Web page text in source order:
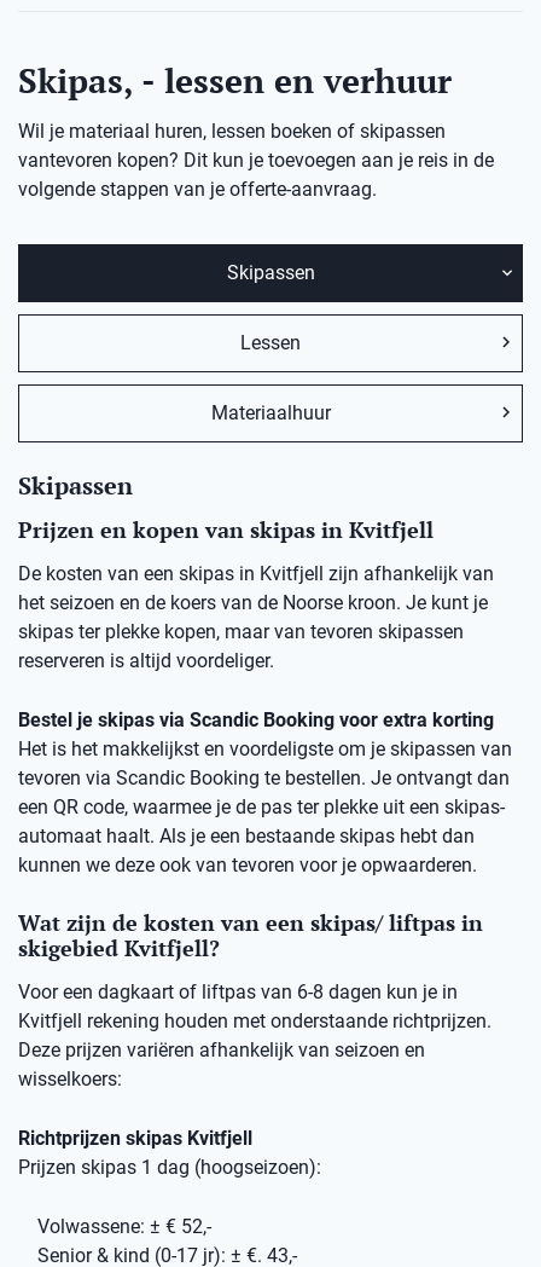
Skipas, - lessen en verhuur
Wil je materiaal huren, lessen boeken of skipassen
vantevoren kopen? Dit kun je toevoegen aan je reis in de
volgende stappen van je offerte-aanvraag.
Skipassen
Lessen
Materiaalhuur
Skipassen
Prijzen en kopen van skipas in Kvitfjell
De kosten van een skipas in Kvitfjell zijn afhankelijk van
het seizoen en de koers van de Noorse kroon. Je kunt je
skipas ter plekke kopen, maar van tevoren skipassen
reserveren is altijd voordeliger.
Bestel je skipas via Scandic Booking voor extra korting
Het is het makkelijkst en voordeligste om je skipassen van
tevoren via Scandic Booking te bestellen. Je ontvangt dan
een QR code, waarmee je de pas ter plekke uit een skipas-
automaat haalt. Als je een bestaande skipas hebt dan
kunnen we deze ook van tevoren voor je opwaarderen.
Wat zijn de kosten van een skipas/ liftpas in
skigebied Kvitfjell?
Voor een dagkaart of liftpas van 6-8 dagen kun je in
Kvitfjell rekening houden met onderstaande richtprijzen.
Deze prijzen variëren afhankelijk van seizoen en
wisselkoers:
Richtprijzen skipas Kvitfjell
Prijzen skipas 1 dag (hoogseizoen):
Volwassene: ± € 52,-
Senior & kind (0-17 jr): ± €. 43,-